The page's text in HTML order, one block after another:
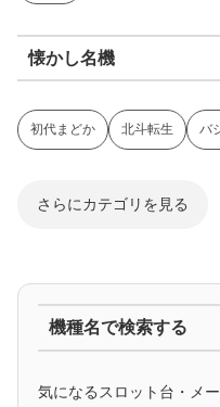
懐かし名機
初代まどか 北斗転生 バ
さらにカテゴリを見る
機種名で検索する
気になるスロット台・メ